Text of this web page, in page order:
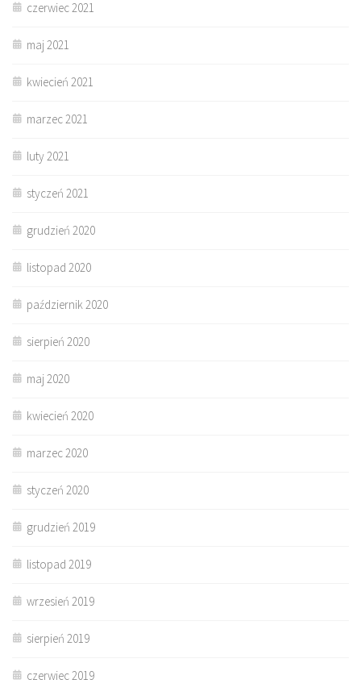
czerwiec 2021
maj 2021
kwiecień 2021
marzec 2021
luty 2021
styczeń 2021
grudzień 2020
listopad 2020
październik 2020
sierpień 2020
maj 2020
kwiecień 2020
marzec 2020
styczeń 2020
grudzień 2019
listopad 2019
wrzesień 2019
sierpień 2019
czerwiec 2019